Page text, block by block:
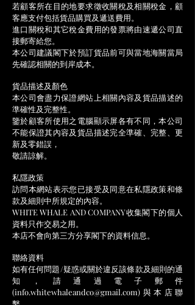
若顧客所在目的地要求徵收關稅及相關稅金，顧
客應支付包括貨品購買及遞送費用。
進口關稅和其它稅金費用的發票將由速遞公司直
接郵寄給您。
本公司建議閣下於預訂貨品前可與當地海關當局
先確認相關的到岸成本。
貨品描述及顏色
本公司會盡力保證網站上相關內容及貨品描述的
準確性及完整性。
鑒於顧客所使用之電腦顯示屏各有不同，本公司
不能保證其內容及貨品描述完全準確、完整、更
新及零錯誤，
敬請諒解。
私隱政策
訪問本網站表示您已接受及同意在私隱政策和條
款及細則中所規定的內容。
WHITE WHALE AND COMPANY收集閣下的個人
資料只作交易之用。
本店不會向第三方分享閣下的資料信息。
聯絡資料
如有任何問題/疑惑或關於違反該條款及細則的通
知，請通過電子郵件
(info.whitewhaleandco@gmail.com)與本店聯